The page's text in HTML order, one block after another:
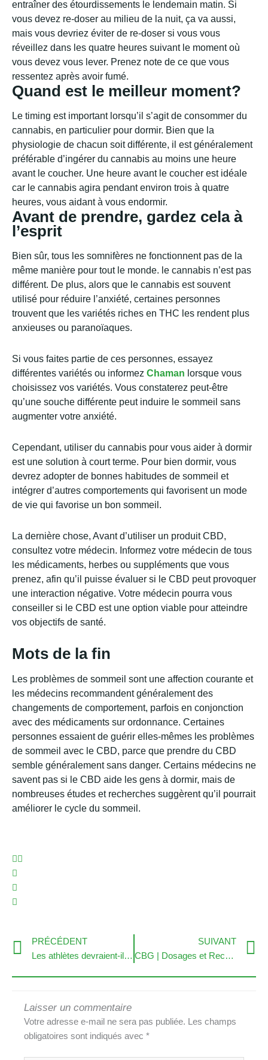
entraîner des étourdissements le lendemain matin. Si
vous devez re-doser au milieu de la nuit, ça va aussi,
mais vous devriez éviter de re-doser si vous vous
réveillez dans les quatre heures suivant le moment où
vous devez vous lever. Prenez note de ce que vous
ressentez après avoir fumé.
Quand est le meilleur moment?
Le timing est important lorsqu’il s’agit de consommer du
cannabis, en particulier pour dormir. Bien que la
physiologie de chacun soit différente, il est généralement
préférable d’ingérer du cannabis au moins une heure
avant le coucher. Une heure avant le coucher est idéale
car le cannabis agira pendant environ trois à quatre
heures, vous aidant à vous endormir.
Avant de prendre, gardez cela à
l’esprit
Bien sûr, tous les somnifères ne fonctionnent pas de la
même manière pour tout le monde. le cannabis n’est pas
différent. De plus, alors que le cannabis est souvent
utilisé pour réduire l’anxiété, certaines personnes
trouvent que les variétés riches en THC les rendent plus
anxieuses ou paranoïaques.
Si vous faites partie de ces personnes, essayez
différentes variétés ou informez Chaman lorsque vous
choisissez vos variétés. Vous constaterez peut-être
qu’une souche différente peut induire le sommeil sans
augmenter votre anxiété.
Cependant, utiliser du cannabis pour vous aider à dormir
est une solution à court terme. Pour bien dormir, vous
devrez adopter de bonnes habitudes de sommeil et
intégrer d’autres comportements qui favorisent un mode
de vie qui favorise un bon sommeil.
La dernière chose, Avant d’utiliser un produit CBD,
consultez votre médecin. Informez votre médecin de tous
les médicaments, herbes ou suppléments que vous
prenez, afin qu’il puisse évaluer si le CBD peut provoquer
une interaction négative. Votre médecin pourra vous
conseiller si le CBD est une option viable pour atteindre
vos objectifs de santé.
Mots de la fin
Les problèmes de sommeil sont une affection courante et
les médecins recommandent généralement des
changements de comportement, parfois en conjonction
avec des médicaments sur ordonnance. Certaines
personnes essaient de guérir elles-mêmes les problèmes
de sommeil avec le CBD, parce que prendre du CBD
semble généralement sans danger. Certains médecins ne
savent pas si le CBD aide les gens à dormir, mais de
nombreuses études et recherches suggèrent qu’il pourrait
améliorer le cycle du sommeil.
PRÉCÉDENT
Les athlètes devraient-ils prendre du CBD ? Tout ce que tu as besoin de savoir
SUIVANT
CBG | Dosages et Recommandations
Laisser un commentaire
Votre adresse e-mail ne sera pas publiée. Les champs
obligatoires sont indiqués avec *